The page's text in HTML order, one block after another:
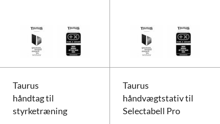
Taurus
håndtag til
styrketræning
Taurus
håndvægtstativ til
Selectabell Pro